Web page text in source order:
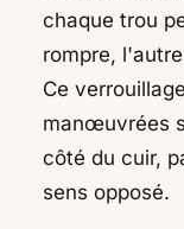
chaque trou
rompre,
Ce
manœuvrées
côté du cuir,
sens opposé.